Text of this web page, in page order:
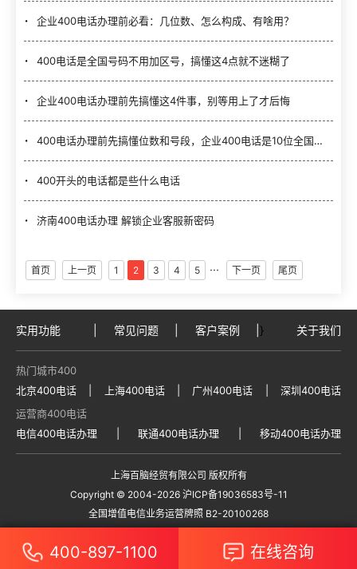
企业400电话办理前必看：几位数、怎么构成、有啥用？
400电话是全国号码不用加区号，搞懂这4点就不迷糊了
企业400电话办理前先搞懂这4件事，别等用上了才后悔
400电话办理前先搞懂位数和号段，企业400电话是10位全国号码
400开头的电话都是些什么电话
济南400电话办理 解锁企业客服新密码
首页 上一页 1 2 3 4 5 ··· 下一页 尾页
实用功能 常见问题 客户案例 } 关于我们
热门城市400
北京400电话
上海400电话 广州400电话
深圳400电话
运营商400电话
电信400电话办理
联通400电话办理 移动400电话办理
上海百脑经贸有限公司 版权所有
Copyright © 2004-2026 沪ICP备19036583号-11
全国增值电信业务运营牌照 B2-20100268
400-897-1100 在线咨询